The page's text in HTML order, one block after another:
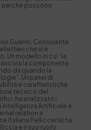
perché possono
Guerini, Consulente
che si è
Un modello in cui “la
la componente
da quando la
Un panel di
e caratteristiche
tecnico del
ha analizzato i
Artificiale e
relation e
Italiana Pellicceria) ha
e il suo ruolo